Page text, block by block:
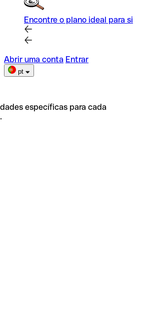
Encontre o plano ideal para si
Abrir uma conta Entrar
pt
específicas para cada